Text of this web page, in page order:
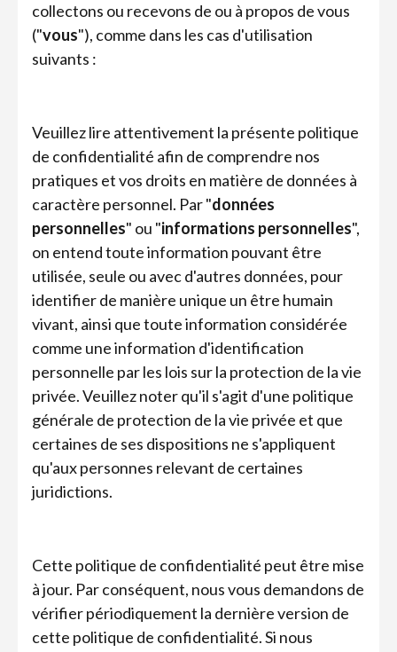
collectons ou recevons de ou à propos de vous
("vous"), comme dans les cas d'utilisation
suivants :
Veuillez lire attentivement la présente politique
de confidentialité afin de comprendre nos
pratiques et vos droits en matière de données à
caractère personnel. Par "données
personnelles" ou "informations personnelles",
on entend toute information pouvant être
utilisée, seule ou avec d'autres données, pour
identifier de manière unique un être humain
vivant, ainsi que toute information considérée
comme une information d'identification
personnelle par les lois sur la protection de la vie
privée. Veuillez noter qu'il s'agit d'une politique
générale de protection de la vie privée et que
certaines de ses dispositions ne s'appliquent
qu'aux personnes relevant de certaines
juridictions.
Cette politique de confidentialité peut être mise
à jour. Par conséquent, nous vous demandons de
vérifier périodiquement la dernière version de
cette politique de confidentialité. Si nous